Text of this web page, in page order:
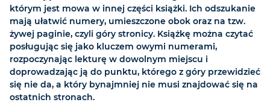
którym jest mowa w innej części książki. Ich odszukanie
mają ułatwić numery, umieszczone obok oraz na tzw.
żywej paginie, czyli góry stronicy. Książkę można czytać
posługując się jako kluczem owymi numerami,
rozpoczynając lekturę w dowolnym miejscu i
doprowadzając ją do punktu, którego z góry przewidzieć
się nie da, a który bynajmniej nie musi znajdować się na
ostatnich stronach.